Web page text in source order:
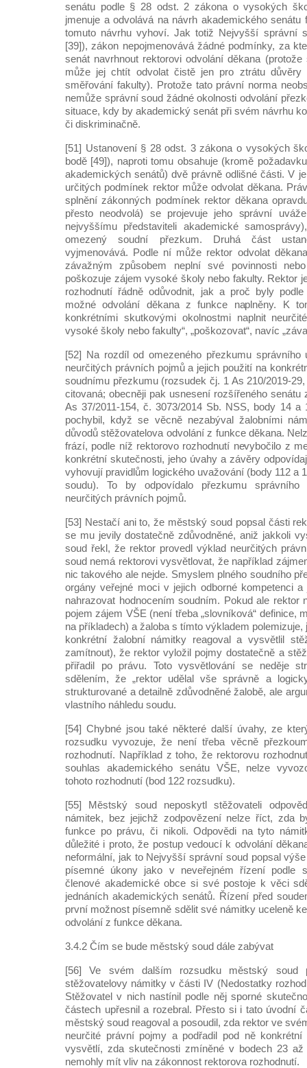
senátu podle § 28 odst. 2 zákona o vysokých
jmenuje a odvolává na návrh akademického senátu
tomuto návrhu vyhoví. Jak totiž Nejvyšší správní
[39]), zákon nepojmenovává žádné podmínky, za
senát navrhnout rektorovi odvolání děkana
může jej chtít odvolat čistě jen pro ztrátu
směřování fakulty). Protože tato právní norma
nemůže správní soud žádné okolnosti odvolání
situace, kdy by akademický senát při svém návrhu
či diskriminačně.
[51] Ustanovení § 28 odst. 3 zákona o vysokých
bodě [49]), naproti tomu obsahuje (kromě
akademických senátů) dvě právně odlišné části. V
určitých podmínek rektor může odvolat děkana.
splnění zákonných podmínek rektor děkana
přesto neodvolá) se projevuje jeho správní
nejvyššímu představiteli akademické
omezený soudní přezkum. Druhá část
vyjmenovává. Podle ní může rektor odvolat
závažným způsobem neplní své povinnosti
poškozuje zájem vysoké školy nebo fakulty. Rektor
rozhodnutí řádně odůvodnit, jak a proč byly
možné odvolání děkana z funkce naplněny. K
konkrétními skutkovými okolnostmi naplnit
vysoké školy nebo fakulty“, „poškozovat“, navíc
[52] Na rozdíl od omezeného přezkumu správního
neurčitých právních pojmů a jejich použití na
soudnímu přezkumu (rozsudek čj. 1 As 210/2019-
citovaná; obecněji pak usnesení rozšířeného senátu
As 37/2011-154, č. 3073/2014 Sb. NSS, body 14
pochybil, když se věcně nezabýval žalobními
důvodů stěžovatelova odvolání z funkce děkana.
frází, podle níž rektorovo rozhodnutí nevybočilo z
konkrétní skutečnosti, jeho úvahy a závěry
vyhovují pravidlům logického uvažování (body 112 a
soudu). To by odpovídalo přezkumu správního
neurčitých právních pojmů.
[53] Nestačí ani to, že městský soud popsal části
se mu jevily dostatečně zdůvodněné, aniž jakkoli
soud řekl, že rektor provedl výklad neurčitých
soud nemá rektorovi vysvětlovat, že například
nic takového ale nejde. Smyslem plného soudního
orgány veřejné moci v jejich odborné kompetenci
nahrazovat hodnocením soudním. Pokud ale rektor
pojem zájem VŠE (není třeba „slovníková“ definice,
na příkladech) a žaloba s tímto výkladem polemizuje,
konkrétní žalobní námitky reagoval a vysvětlil
zamítnout), že rektor vyložil pojmy dostatečně a
přiřadil po právu. Toto vysvětlování se neděje
sdělením, že „rektor udělal vše správně a
strukturované a detailně zdůvodněné žalobě, ale
vlastního náhledu soudu.
[54] Chybné jsou také některé další úvahy, ze
rozsudku vyvozuje, že není třeba věcně
rozhodnutí. Například z toho, že rektorovu
souhlas akademického senátu VŠE, nelze
tohoto rozhodnutí (bod 122 rozsudku).
[55] Městský soud neposkytl stěžovateli
námitek, bez jejichž zodpovězení nelze říct, zda
funkce po právu, či nikoli. Odpovědi na tyto
důležité i proto, že postup vedoucí k odvolání
neformální, jak to Nejvyšší správní soud popsal
písemné úkony jako v neveřejném řízení podle
členové akademické obce si své postoje k věci
jednáních akademických senátů. Řízení před
první možnost písemně sdělit své námitky uceleně
odvolání z funkce děkana.
3.4.2 Čím se bude městský soud dále zabývat
[56] Ve svém dalším rozsudku městský soud
stěžovatelovy námitky v části IV (Nedostatky
Stěžovatel v nich nastínil podle něj sporné
částech upřesnil a rozebral. Přesto si i tato úvodní
městský soud reagoval a posoudil, zda rektor ve
neurčité právní pojmy a podřadil pod ně konkrétní
vysvětlí, zda skutečnosti zmíněné v bodech 23
nemohly mít vliv na zákonnost rektorova rozhodnutí.